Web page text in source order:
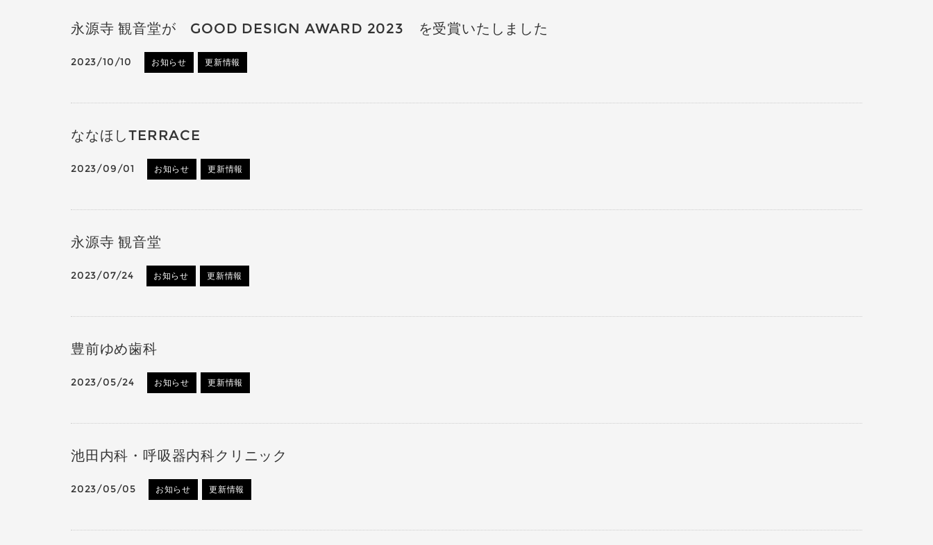
永源寺 観音堂が GOOD DESIGN AWARD 2023 を受賞いたしました
2023/10/10 お知らせ 更新情報
ななほしTERRACE
2023/09/01 お知らせ 更新情報
永源寺 観音堂
2023/07/24 お知らせ 更新情報
豊前ゆめ歯科
2023/05/24 お知らせ 更新情報
池田内科・呼吸器内科クリニック
2023/05/05 お知らせ 更新情報